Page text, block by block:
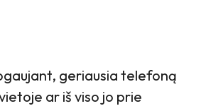
geriausia telefoną
ar iš viso jo prie